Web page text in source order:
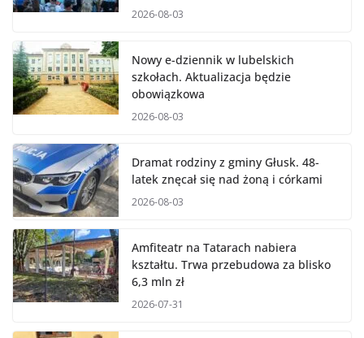
2026-08-03
Nowy e-dziennik w lubelskich
szkołach. Aktualizacja będzie
obowiązkowa
2026-08-03
Dramat rodziny z gminy Głusk. 48-
latek znęcał się nad żoną i córkami
2026-08-03
Amfiteatr na Tatarach nabiera
kształtu. Trwa przebudowa za blisko
6,3 mln zł
2026-07-31